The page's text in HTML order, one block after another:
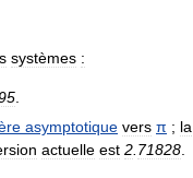
systèmes :
.
asymptotique vers π ; la
actuelle est 2.71828.